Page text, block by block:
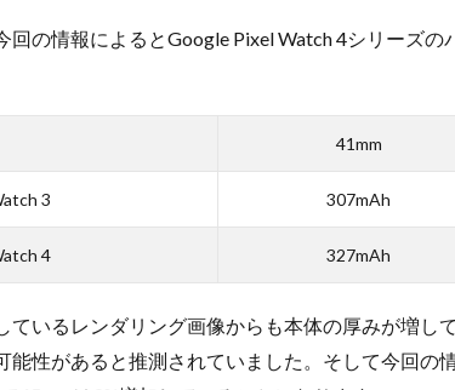
回の情報によるとGoogle Pixel Watch 4シリーズ
41mm
3 307mAh
4 327mAh
ているレンダリング画像からも本体の厚みが増し
能性があると推測されていました。そして今回の